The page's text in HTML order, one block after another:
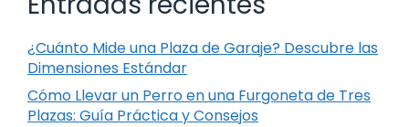
¿Cuánto Mide una Plaza de Garaje? Descubre las
Dimensiones Estándar
Cómo Llevar un Perro en una Furgoneta de Tres
Plazas: Guía Práctica y Consejos